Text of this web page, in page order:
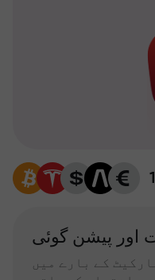
اور پیشن گوئی
کے بارے میں